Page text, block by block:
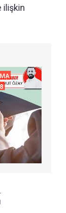
ilişkin